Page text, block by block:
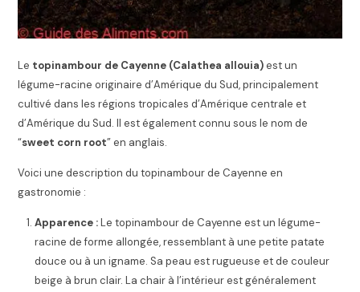
Le topinambour de Cayenne (Calathea allouia)est un
légume-racine originaire d’Amérique du Sud, principalement
cultivé dans les régions tropicales d’Amérique centrale et
d’Amérique du Sud. Il est également connu sous le nom de
“sweet corn root” en anglais.
Voici une description du topinambour de Cayenne en
gastronomie :
Apparence :Le topinambour de Cayenne est un légume-
racine de forme allongée, ressemblant à une petite patate
douce ou à un igname. Sa peau est rugueuse et de couleur
beige à brun clair. La chair à l’intérieur est généralement